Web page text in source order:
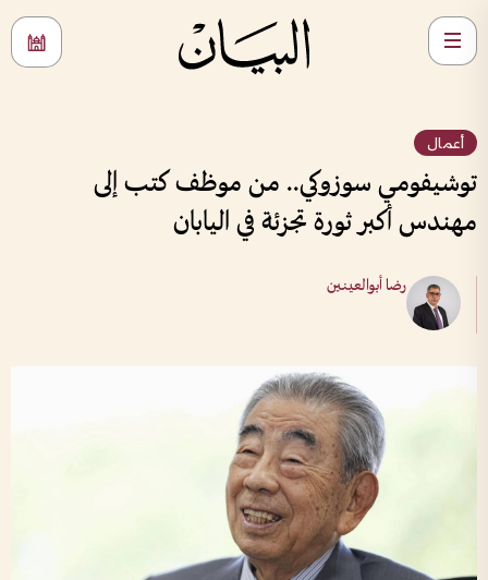
أعمال
توشيفومي سوزوكي.. من موظف كتب إلى
مهندس أكبر ثورة تجزئة في اليابان
رضا أبوالعينين